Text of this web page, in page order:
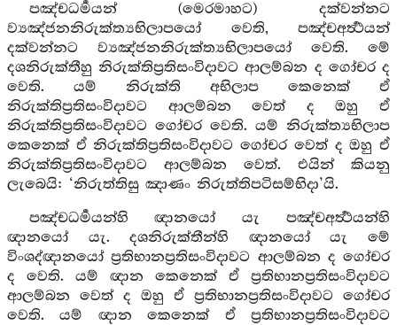
පඤ්චධර්‍මයන් (මෙරමාහට) දක්වන්නට
ව්‍යඤ්ජනනිරුක්ත්‍යභිලාපයෝ වෙති, පඤ්චඅර්‍ත්‍ථයන්
දක්වන්නට ව්‍යඤ්ජනනිරුක්ත්‍යභිලාපයෝ වෙති. මේ
දශනිරුක්තීහු නිරුක්තිප්‍රතිසංවිදාවට ආලම්බන ද ගෝචර ද
වෙති. යම් නිරුක්ති අභිලාප කෙනෙක් ඒ
නිරුක්තිප්‍රතිසංවිදාවට ආලම්බන වෙත් ද ඔහු ඒ
නිරුක්තිප්‍රතිසංවිදාවට ගෝචර වෙති. යම් නිරුක්ත්‍යභිලාප
කෙනෙක් ඒ නිරුක්තිප්‍රතිසංවිදාවට ගෝචර වෙත් ද ඔහු ඒ
නිරුක්තිප්‍රතිසංවිදාවට ආලම්බන වෙත්. එයින් කියනු
ලැබෙයි: ‘නිරුත්තිසු ඤාණං නිරුත්තිපටිසම්භිදා’යි.
පඤ්චධර්‍මයන්හි ඥානයෝ යැ පඤ්චඅර්‍ත්‍ථයන්හි
ඥානයෝ යැ. දශනිරුක්තීන්හි ඥානයෝ යැ මේ
විංශද්ඥානයෝ ප්‍රතිභානප්‍රතිසංවිදාවට ආලම්බන ද ගෝචර
ද වෙති. යම් ඥාන කෙනෙක් ඒ ප්‍රතිභානප්‍රතිසංවිදාවට
ආලම්බන වෙත් ද ඔහු ඒ ප්‍රතිභානප්‍රතිසංවිදාවට ගෝචර
වෙති. යම් ඥාන කෙනෙක් ඒ ප්‍රතිභානප්‍රතිසංවිදාවට